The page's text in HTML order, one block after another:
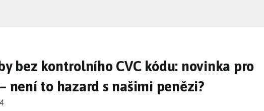
bez kontrolního CVC kódu: novinka pro
není to hazard s našimi penězi?